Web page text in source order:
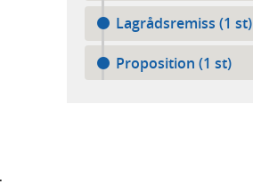
Lagrådsremiss (1 st)
Proposition (1 st)